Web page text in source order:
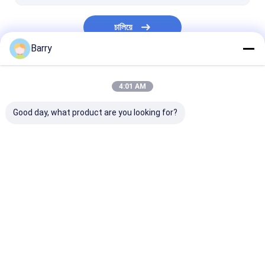
চালিয়ে
Barry
4:01 AM
Good day, what product are you looking for?